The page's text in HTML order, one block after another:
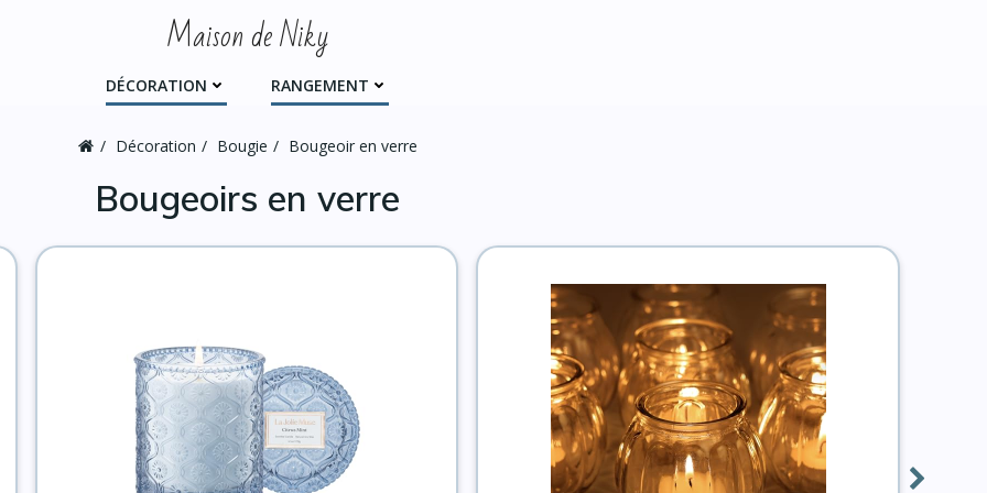
Maison de Niky
DÉCORATION RANGEMENT
Décoration Bougie Bougeoir en verre
Bougeoirs en verre